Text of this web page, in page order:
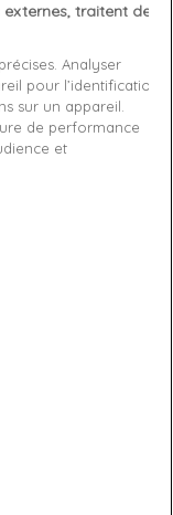
traitent des
Analyser
pour l’identification.
sur un appareil.
de performance
et